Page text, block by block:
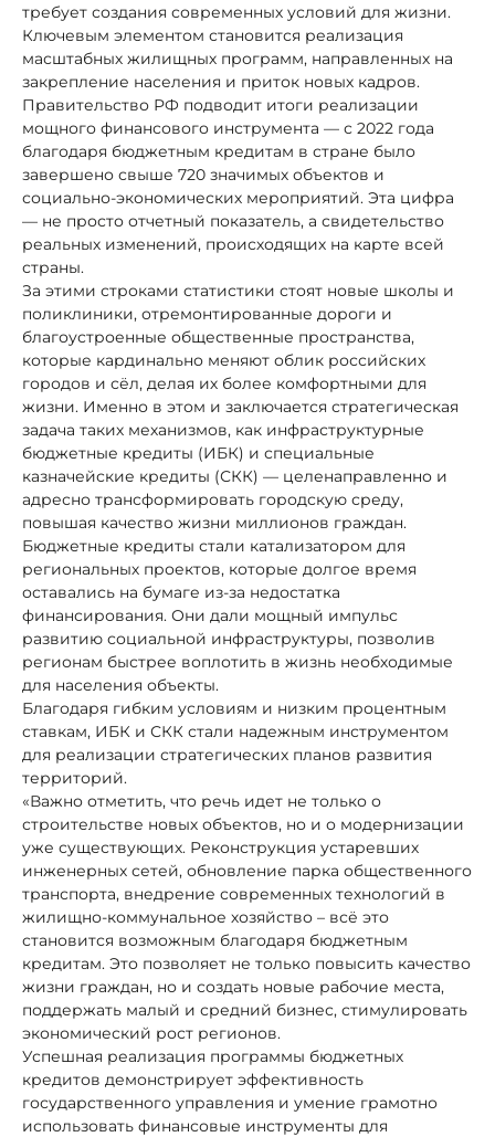
требует создания современных условий для жизни.
Ключевым элементом становится реализация
масштабных жилищных программ, направленных на
закрепление населения и приток новых кадров.
Правительство РФ подводит итоги реализации
мощного финансового инструмента — с 2022 года
благодаря бюджетным кредитам в стране было
завершено свыше 720 значимых объектов и
социально-экономических мероприятий. Эта цифра
— не просто отчетный показатель, а свидетельство
реальных изменений, происходящих на карте всей
страны.
За этими строками статистики стоят новые школы и
поликлиники, отремонтированные дороги и
благоустроенные общественные пространства,
которые кардинально меняют облик российских
городов и сёл, делая их более комфортными для
жизни. Именно в этом и заключается стратегическая
задача таких механизмов, как инфраструктурные
бюджетные кредиты (ИБК) и специальные
казначейские кредиты (СКК) — целенаправленно и
адресно трансформировать городскую среду,
повышая качество жизни миллионов граждан.
Бюджетные кредиты стали катализатором для
региональных проектов, которые долгое время
оставались на бумаге из-за недостатка
финансирования. Они дали мощный импульс
развитию социальной инфраструктуры, позволив
регионам быстрее воплотить в жизнь необходимые
для населения объекты.
Благодаря гибким условиям и низким процентным
ставкам, ИБК и СКК стали надежным инструментом
для реализации стратегических планов развития
территорий.
«Важно отметить, что речь идет не только о
строительстве новых объектов, но и о модернизации
уже существующих. Реконструкция устаревших
инженерных сетей, обновление парка общественного
транспорта, внедрение современных технологий в
жилищно-коммунальное хозяйство – всё это
становится возможным благодаря бюджетным
кредитам. Это позволяет не только повысить качество
жизни граждан, но и создать новые рабочие места,
поддержать малый и средний бизнес, стимулировать
экономический рост регионов.
Успешная реализация программы бюджетных
кредитов демонстрирует эффективность
государственного управления и умение грамотно
использовать финансовые инструменты для